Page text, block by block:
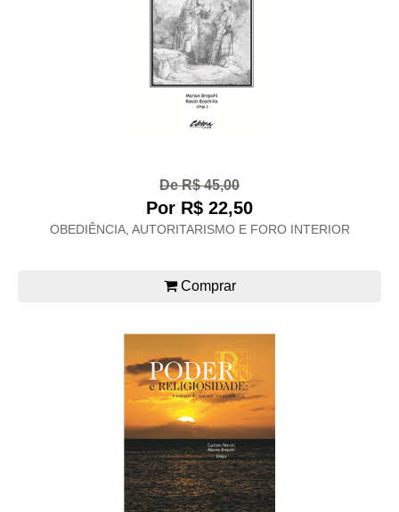
De R$ 45,00
Por R$ 22,50
OBEDIÊNCIA, AUTORITARISMO E FORO INTERIOR
Comprar